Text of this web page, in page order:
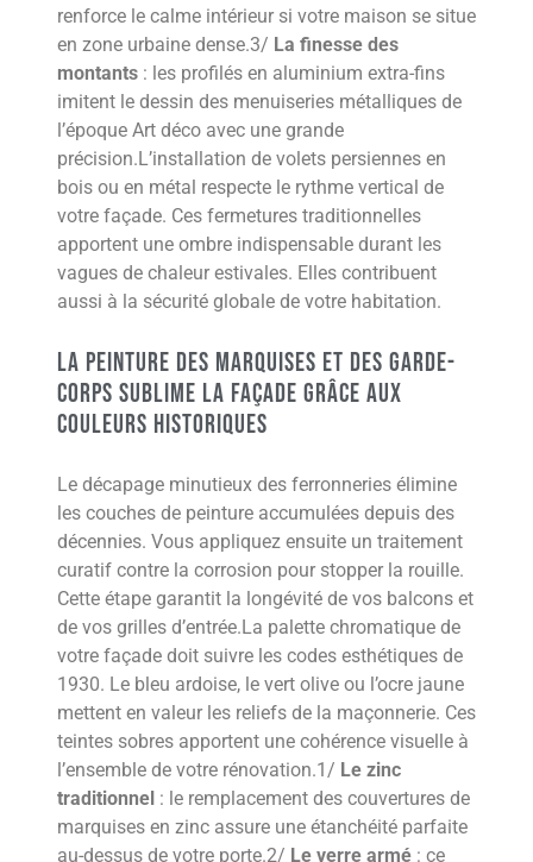
renforce le calme intérieur si votre maison se situe
en zone urbaine dense.3/ La finesse des
montants : les profilés en aluminium extra-fins
imitent le dessin des menuiseries métalliques de
l’époque Art déco avec une grande
précision.L’installation de volets persiennes en
bois ou en métal respecte le rythme vertical de
votre façade. Ces fermetures traditionnelles
apportent une ombre indispensable durant les
vagues de chaleur estivales. Elles contribuent
aussi à la sécurité globale de votre habitation.
La peinture des marquises et des garde-
corps sublime la façade grâce aux
couleurs historiques
Le décapage minutieux des ferronneries élimine
les couches de peinture accumulées depuis des
décennies. Vous appliquez ensuite un traitement
curatif contre la corrosion pour stopper la rouille.
Cette étape garantit la longévité de vos balcons et
de vos grilles d’entrée.La palette chromatique de
votre façade doit suivre les codes esthétiques de
1930. Le bleu ardoise, le vert olive ou l’ocre jaune
mettent en valeur les reliefs de la maçonnerie. Ces
teintes sobres apportent une cohérence visuelle à
l’ensemble de votre rénovation.1/ Le zinc
traditionnel : le remplacement des couvertures de
marquises en zinc assure une étanchéité parfaite
au-dessus de votre porte.2/ Le verre armé : ce